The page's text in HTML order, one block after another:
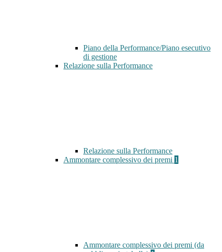
Piano della Performance/Piano esecutivo
di gestione
Relazione sulla Performance
Relazione sulla Performance
Ammontare complessivo dei premi 1
Ammontare complessivo dei premi (da